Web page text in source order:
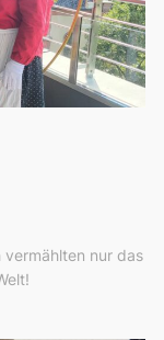
vermählten nur das